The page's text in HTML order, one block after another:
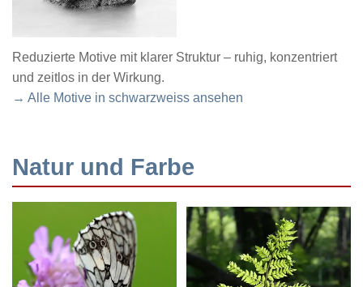
Reduzierte Motive mit klarer Struktur – ruhig, konzentriert
und zeitlos in der Wirkung.
→ Alle Motive in schwarzweiss ansehen
Natur und Farbe